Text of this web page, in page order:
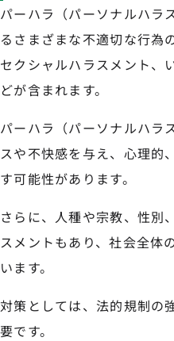
パーハラ（パーソナルハラ
るさまざまな不適切な行為
セクシャルハラスメント、
どが含まれます。
パーハラ（パーソナルハラ
スや不快感を与え、心理的
す可能性があります。
さらに、人種や宗教、性別
スメントもあり、社会全体
います。
対策としては、法的規制の
要です。